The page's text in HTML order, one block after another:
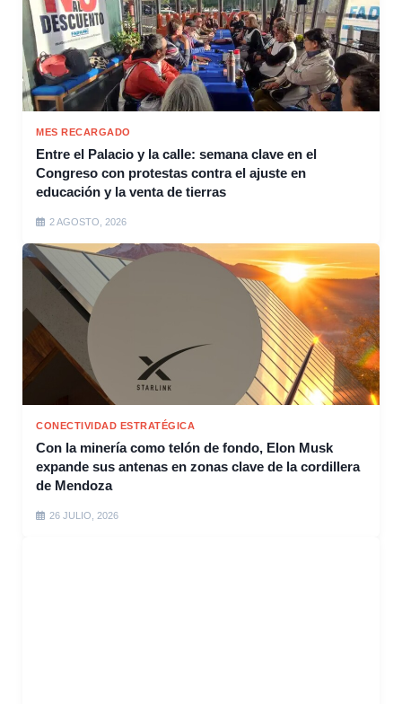
MES RECARGADO
Entre el Palacio y la calle: semana clave en el
Congreso con protestas contra el ajuste en
educación y la venta de tierras
2 AGOSTO, 2026
CONECTIVIDAD ESTRATÉGICA
Con la minería como telón de fondo, Elon Musk
expande sus antenas en zonas clave de la cordillera
de Mendoza
26 JULIO, 2026